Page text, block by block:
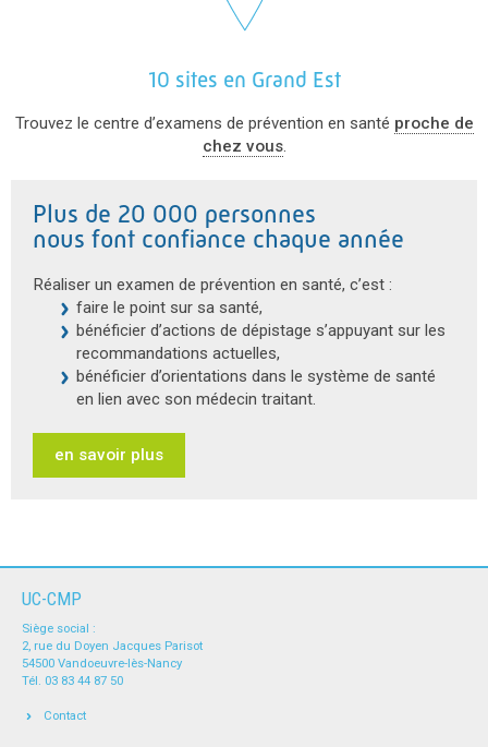
10 sites en Grand Est
Trouvez le centre d’examens de prévention en santé proche de
chez vous.
Plus de 20 000 personnes
nous font confiance chaque année
Réaliser un examen de prévention en santé, c’est :
faire le point sur sa santé,
bénéficier d’actions de dépistage s’appuyant sur les
recommandations actuelles,
bénéficier d’orientations dans le système de santé
en lien avec son médecin traitant.
en savoir plus
UC-CMP
Siège social :
2, rue du Doyen Jacques Parisot
54500 Vandoeuvre-lès-Nancy
Tél. 03 83 44 87 50
Contact